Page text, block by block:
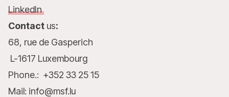
LinkedIn
Contact us:
68, rue de Gasperich
L-1617 Luxembourg
Phone.: +352 33 25 15
Mail: info@msf.lu